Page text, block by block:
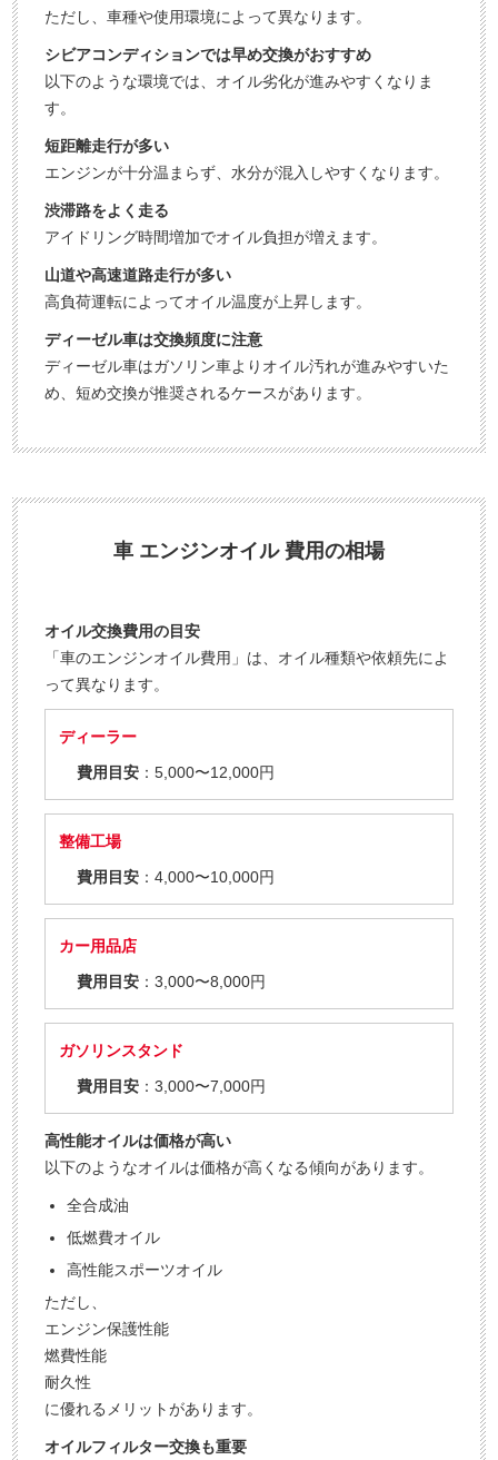
ただし、車種や使用環境によって異なります。
シビアコンディションでは早め交換がおすすめ
以下のような環境では、オイル劣化が進みやすくなりま
す。
短距離走行が多い
エンジンが十分温まらず、水分が混入しやすくなります。
渋滞路をよく走る
アイドリング時間増加でオイル負担が増えます。
山道や高速道路走行が多い
高負荷運転によってオイル温度が上昇します。
ディーゼル車は交換頻度に注意
ディーゼル車はガソリン車よりオイル汚れが進みやすいた
め、短め交換が推奨されるケースがあります。
車 エンジンオイル 費用の相場
オイル交換費用の目安
「車のエンジンオイル費用」は、オイル種類や依頼先によ
って異なります。
ディーラー
費用目安 ：5,000〜12,000円
整備工場
費用目安 ：4,000〜10,000円
カー用品店
費用目安 ：3,000〜8,000円
ガソリンスタンド
費用目安 ：3,000〜7,000円
高性能オイルは価格が高い
以下のようなオイルは価格が高くなる傾向があります。
全合成油
低燃費オイル
高性能スポーツオイル
ただし、
エンジン保護性能
燃費性能
耐久性
に優れるメリットがあります。
オイルフィルター交換も重要